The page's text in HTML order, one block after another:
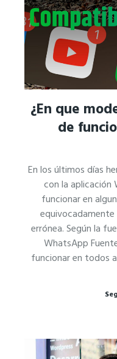
¿En que
de
En los últimos días
con la aplicación
funcionar en
errónea. Según la
WhatsApp
funcionar en todos